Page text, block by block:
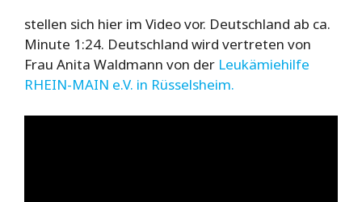
stellen sich hier im Video vor. Deutschland ab ca.
Minute 1:24. Deutschland wird vertreten von
Frau Anita Waldmann von der Leukämiehilfe
RHEIN-MAIN e.V. in Rüsselsheim.